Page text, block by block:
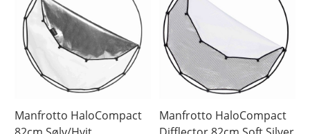
Pris
Soft Silver
Vit
På lager
Ikke på lager
Manfrotto HaloCompact
Manfrotto HaloCompact